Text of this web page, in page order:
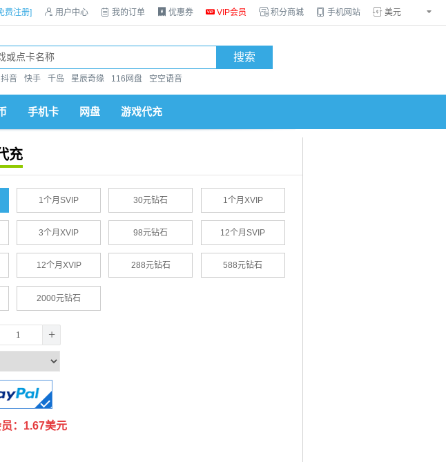
费注册]  用户中心  我的订单  优惠券  VIP会员 积分商城  手机网站  
搜索
抖音 快手 千岛 星辰奇缘 116网盘 空空语音
手机卡 网盘 游戏代充
充
1个月SVIP 30元钻石 1个月XVIP
3个月XVIP 98元钻石 12个月SVIP
12个月XVIP 288元钻石 588元钻石
2000元钻石
+
：1.67美元